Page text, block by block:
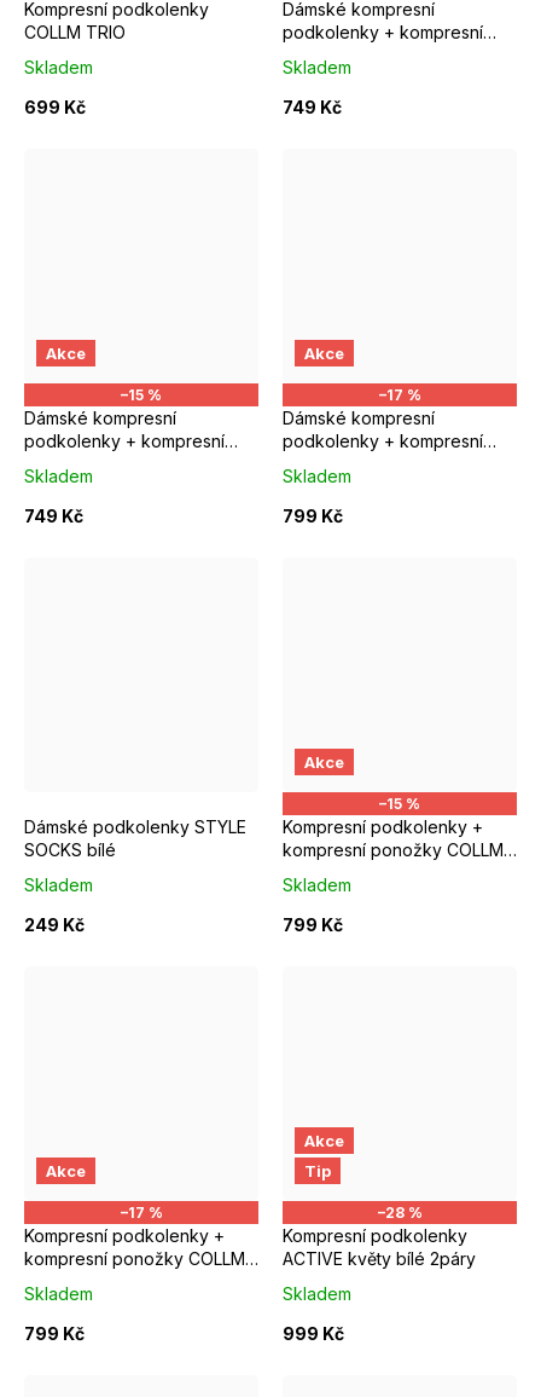
Kompresní podkolenky
COLLM TRIO
Skladem
699 Kč
Dámské kompresní
podkolenky + kompresní
Skladem
749 Kč
Akce
–15 %
Dámské kompresní
podkolenky + kompresní
Skladem
749 Kč
S/M EUR 37-39 M/L EUR 40-42
Akce
–17 %
Dámské kompresní
podkolenky + kompresní
růžové
Skladem
799 Kč
S/M EUR 37-39
Dámské podkolenky STYLE
SOCKS bílé
Skladem
249 Kč
Akce
–15 %
Kompresní podkolenky +
kompresní ponožky COLLM
Skladem
799 Kč
S/M EUR 37-39
Akce
–17 %
Kompresní podkolenky +
kompresní ponožky COLLM
Skladem
799 Kč
S/M EUR 37-39 M/L EUR 40-42
Akce
Tip
–28 %
Kompresní podkolenky
ACTIVE květy bílé 2páry
Skladem
999 Kč
S/M EUR 37-39